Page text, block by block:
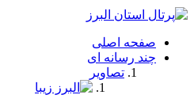
فصد
شرق
تهران
خشکشویی
صفحه اصلی
چند رسانه ای
تصاویر